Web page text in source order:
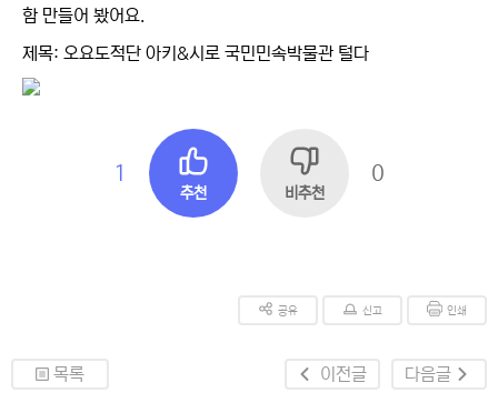
함 만들어 봤어요.
제목: 오요도적단 아키&시로 국민민속박물관 털다
1
추천 비추천
0
공유 신고 인쇄
목록 이전글 다음글